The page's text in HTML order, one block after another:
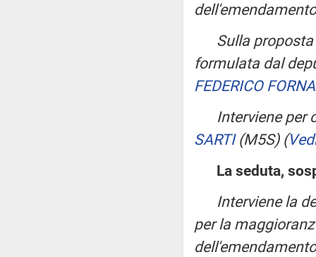
Sulla
formulata dal
FEDERICO
Interviene per
SARTI(M5S) (
La seduta,
Interviene la
per la